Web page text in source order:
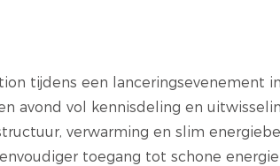
tijdens een lanceringsevenement
avond vol kennisdeling en
verwarming en slim
toegang tot schone